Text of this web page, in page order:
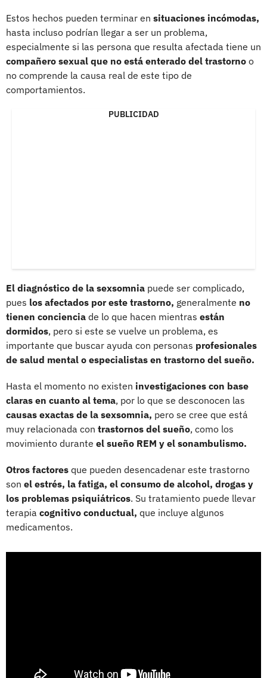
Estos hechos pueden terminar en situaciones incómodas,
hasta incluso podrían llegar a ser un problema,
especialmente si las persona que resulta afectada tiene un
compañero sexual que no está enterado del trastorno o
no comprende la causa real de este tipo de
comportamientos.
PUBLICIDAD
El diagnóstico de la sexsomnia puede ser complicado,
pues los afectados por este trastorno, generalmente no
tienen conciencia de lo que hacen mientras están
dormidos, pero si este se vuelve un problema, es
importante que buscar ayuda con personas profesionales
de salud mental o especialistas en trastorno del sueño.
Hasta el momento no existen investigaciones con base
claras en cuanto al tema, por lo que se desconocen las
causas exactas de la sexsomnia, pero se cree que está
muy relacionada con trastornos del sueño, como los
movimiento durante el sueño REM y el sonambulismo.
Otros factores que pueden desencadenar este trastorno
son el estrés, la fatiga, el consumo de alcohol, drogas y
los problemas psiquiátricos. Su tratamiento puede llevar
terapia cognitivo conductual, que incluye algunos
medicamentos.